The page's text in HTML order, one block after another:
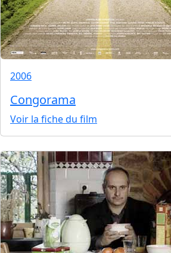
2006
Congorama
Voir la fiche du film